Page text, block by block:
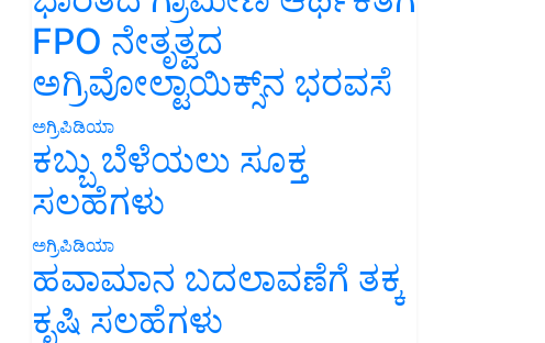
FPO ನೇತೃತ್ವದ
ಅಗ್ರಿವೋಲ್ಟಾಯಿಕ್ಸ್‌ನ ಭರವಸೆ
ಅಗ್ರಿಪಿಡಿಯಾ
ಕಬ್ಬು ಬೆಳೆಯಲು ಸೂಕ್ತ
ಸಲಹೆಗಳು
ಅಗ್ರಿಪಿಡಿಯಾ
ಹವಾಮಾನ ಬದಲಾವಣೆಗೆ ತಕ್ಕ
ಕೃಷಿ ಸಲಹೆಗಳು